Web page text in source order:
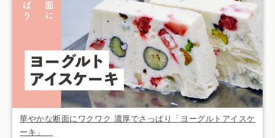
華やかな断面にワクワク 濃厚でさっぱり「ヨーグルトアイスケ
ーキ」